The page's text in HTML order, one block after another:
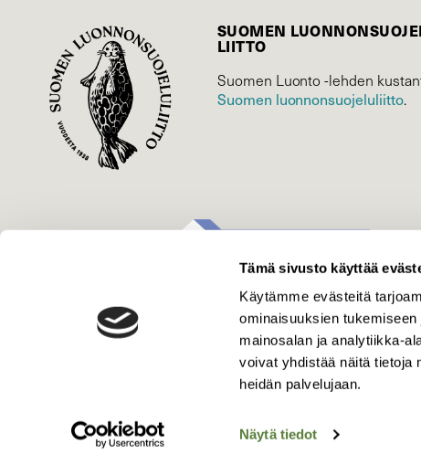
Tämä sivusto käyttää
Käytämme evästeitä
ominaisuuksien
mainosalan ja analytiikka-
voivat yhdistää näitä tietoja
heidän palvelujaan.
Näytä tiedot
SUOMEN
LIITTO
Suomen Luonto -lehden
Suomen luonnonsuojelu­liitto.